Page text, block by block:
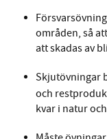
områden, så
att skadas av
Skjutövningar
och
kvar i natur